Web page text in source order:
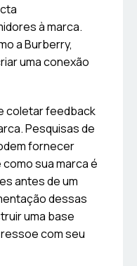
à marca.
a Burberry,
uma conexão
coletar feedback
Pesquisas de
fornecer
sua marca é
antes de um
dessas
uma base
com seu